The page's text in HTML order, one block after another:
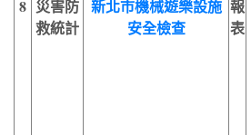
8 災害防
救統計
新北市機械遊樂設施
安全檢查
報
表